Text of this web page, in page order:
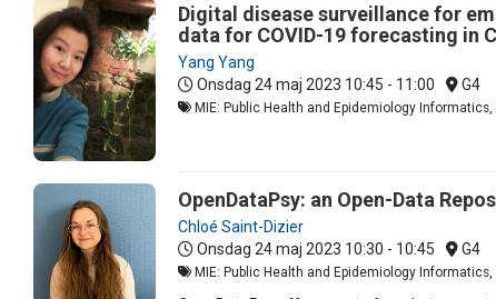
Digital disease surveillance for
data for COVID-19 forecasting in
Yang Yang
Onsdag 24 maj 2023 10:45 - 11:00 G4
MIE: Public Health and Epidemiology
OpenDataPsy: an Open-Data
Chloé Saint-Dizier
Onsdag 24 maj 2023 10:30 - 10:45 G4
MIE: Public Health and Epidemiology